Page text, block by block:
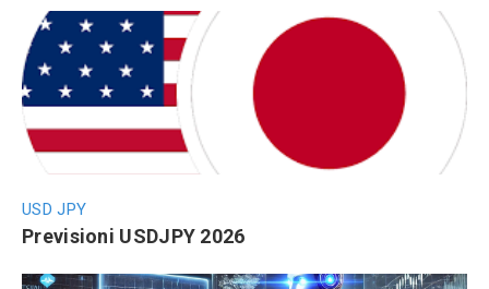
USD JPY
Previsioni USDJPY 2026